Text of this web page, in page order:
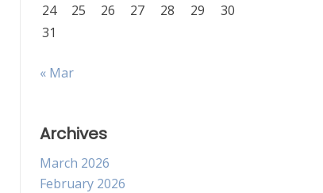
24
25 26 27 28 29
30
31
« Mar
Archives
March 2026
February 2026